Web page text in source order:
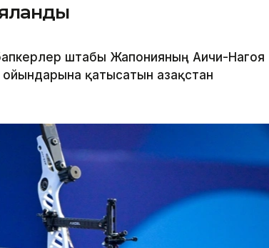
штабы Жапонияның Аичи-Нагоя
қатысатын Қазақстан